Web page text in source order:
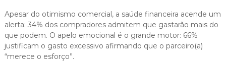
Apesar do otimismo comercial, a saúde financeira acende um
alerta: 34% dos compradores admitem que gastarão mais do
que podem. O apelo emocional é o grande motor: 66%
justificam o gasto excessivo afirmando que o parceiro(a)
“merece o esforço”.